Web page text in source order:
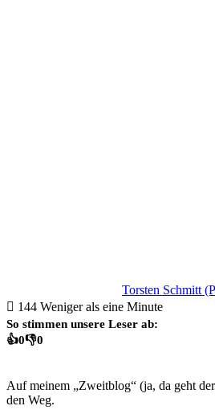
Torsten Schmitt
144 Weniger als eine Minute
So stimmen unsere Leser ab:
👍0👎0
Auf meinem „Zweitblog“ (ja, da geht
den Weg.